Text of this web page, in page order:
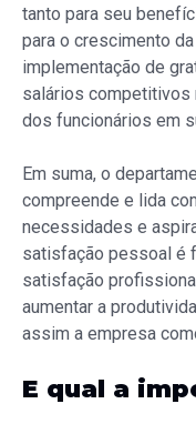
tanto para seu
para o crescimento
implementação de
salários competitivos
dos funcionários em
Em suma, o
compreende e lida
necessidades e
satisfação pessoal é
satisfação
aumentar a
assim a empresa
E qual a